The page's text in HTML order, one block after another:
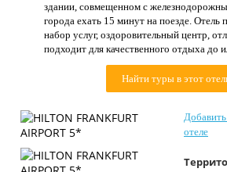
Как купить
О нас
здании, совмещенном с
города ехать 15 минут на поезде. Отель
набор услуг, оздоровительный центр,
подходит для качественного отдыха до
Найти туры в этот
отеле